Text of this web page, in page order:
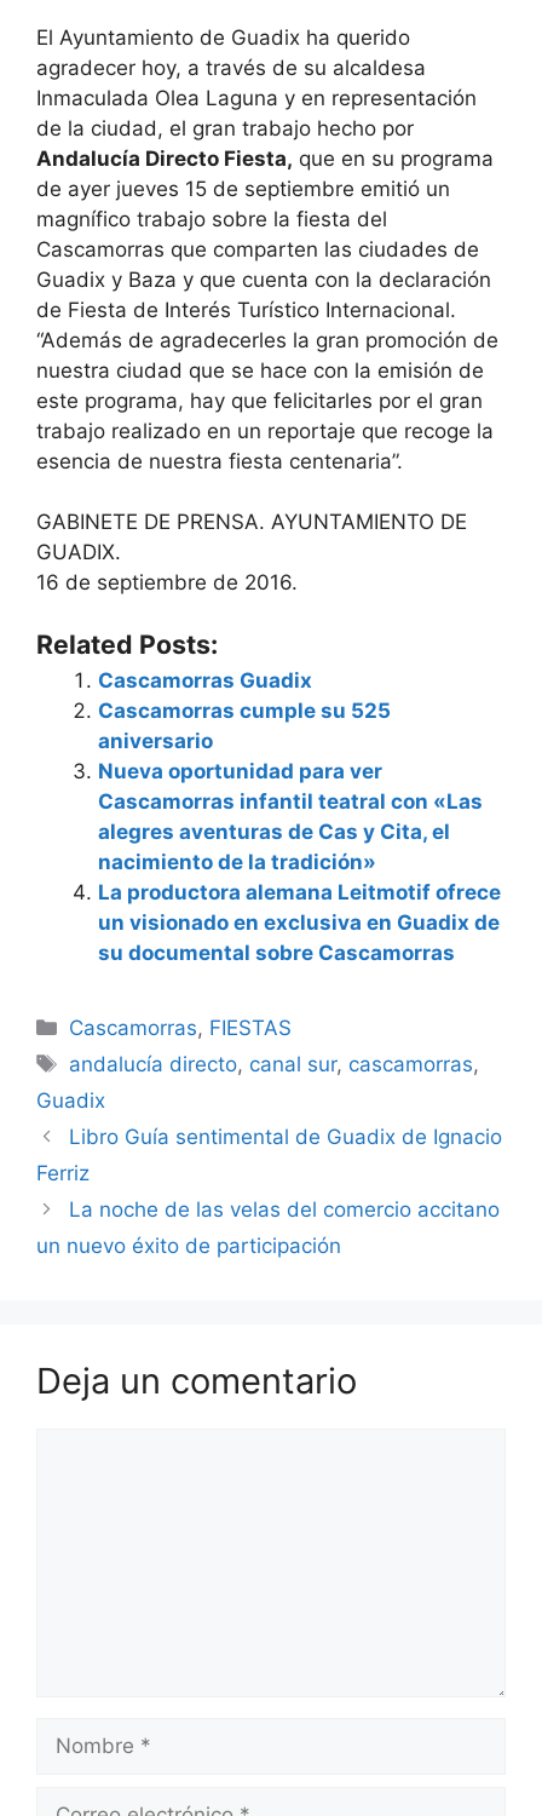
El Ayuntamiento de Guadix ha querido
agradecer hoy, a través de su alcaldesa
Inmaculada Olea Laguna y en representación
de la ciudad, el gran trabajo hecho por
Andalucía Directo Fiesta, que en su programa
de ayer jueves 15 de septiembre emitió un
magnífico trabajo sobre la fiesta del
Cascamorras que comparten las ciudades de
Guadix y Baza y que cuenta con la declaración
de Fiesta de Interés Turístico Internacional.
“Además de agradecerles la gran promoción de
nuestra ciudad que se hace con la emisión de
este programa, hay que felicitarles por el gran
trabajo realizado en un reportaje que recoge la
esencia de nuestra fiesta centenaria”.
GABINETE DE PRENSA. AYUNTAMIENTO DE
GUADIX.
16 de septiembre de 2016.
Related Posts:
Cascamorras Guadix
Cascamorras cumple su 525
aniversario
Nueva oportunidad para ver
Cascamorras infantil teatral con «Las
alegres aventuras de Cas y Cita, el
nacimiento de la tradición»
La productora alemana Leitmotif ofrece
un visionado en exclusiva en Guadix de
su documental sobre Cascamorras
Categorías
Cascamorras, FIESTAS
Etiquetas
andalucía directo, canal sur, cascamorras,
Guadix
Libro Guía sentimental de Guadix de Ignacio
Ferriz
La noche de las velas del comercio accitano
un nuevo éxito de participación
Deja un comentario